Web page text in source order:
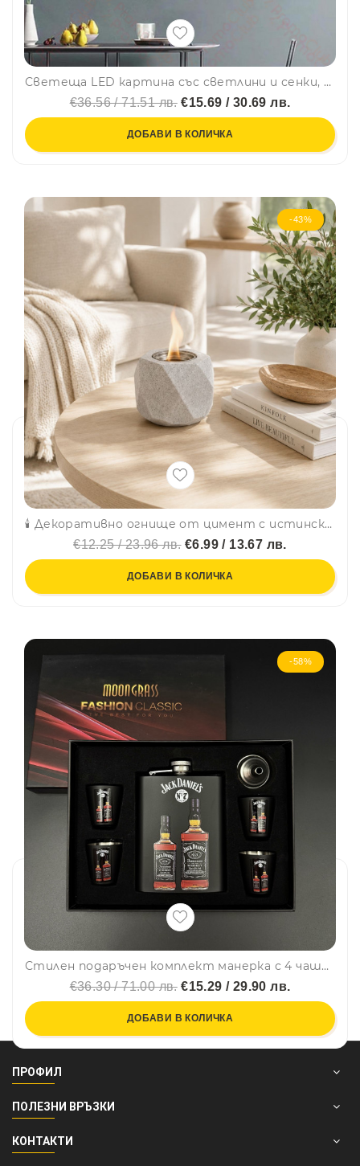
Светеща LED картина със светлини и сенки, модерен минималистичен дизайн, USB захранване - BY YHE SEA
€36.56 / 71.51 лв.€15.69 / 30.69 лв.
ДОБАВИ В КОЛИЧКА
-43%
🕯️ Декоративно огнище от цимент с истински пламък, на биоетанол, 13 × 13 × 10 см
€12.25 / 23.96 лв.€6.99 / 13.67 лв.
ДОБАВИ В КОЛИЧКА
-58%
Стилен подаръчен комплект манерка с 4 чашки и фуния Jack Daniels Old No.7 Brand в черно – DJH1595
€36.30 / 71.00 лв.€15.29 / 29.90 лв.
ДОБАВИ В КОЛИЧКА
ПРОФИЛ
ПОЛЕЗНИ ВРЪЗКИ
КОНТАКТИ